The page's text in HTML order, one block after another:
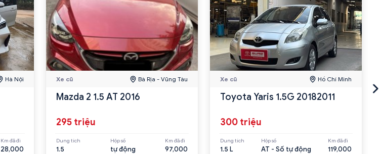
Hà Nội
Km đã đi
28,000
Xe cũ Bà Rịa - Vũng Tàu
Mazda 2 1.5 AT 2016
295 triệu
Dung tích
1.5
Hộp số
tự động
Km đã đi
97,000
Xe cũ Hồ Chí Minh
Toyota Yaris 1.5G 20182011
300 triệu
Dung tích
1.5 L
Hộp số
AT - Số tự động
Km đã đi
119,000